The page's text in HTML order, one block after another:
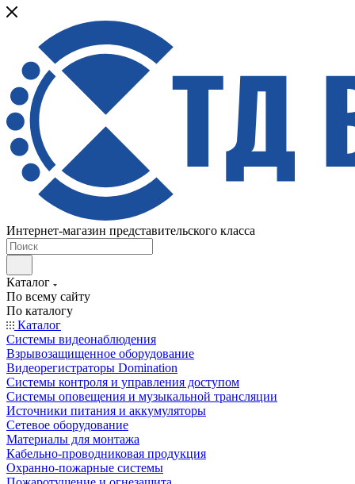
Интернет-магазин представительского класса
Каталог
По всему сайту
По каталогу
Каталог
Системы видеонаблюдения
Взрывозащищенное оборудование
Видеорегистраторы Domination
Системы контроля и управления доступом
Системы оповещения и музыкальной трансляции
Источники питания и аккумуляторы
Сетевое оборудование
Материалы для монтажа
Кабельно-проводниковая продукция
Охранно-пожарные системы